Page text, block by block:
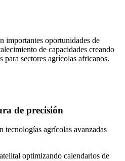
importantes oportunidades de
de capacidades creando
para sectores agrícolas africanos.
de precisión
tecnologías agrícolas avanzadas
optimizando calendarios de